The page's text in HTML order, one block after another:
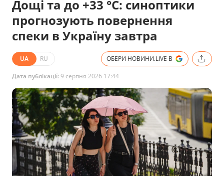
Дощі та до +33 °C: синоптики
прогнозують повернення
спеки в Україну завтра
UA RU ОБЕРИ НОВИНИ.LIVE В
Дата публікації:9 серпня 2026 17:44